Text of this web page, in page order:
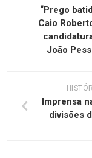
“Prego
Caio
João
Imprensa
divisões